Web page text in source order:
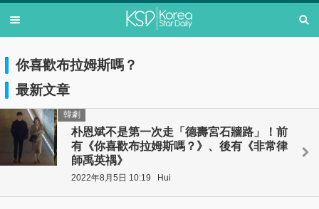
你喜歡布拉姆斯嗎？
最新文章
朴恩斌不是第一次走「德壽宮石牆路」！前
有《你喜歡布拉姆斯嗎？》、後有《非常律
師禹英禑》
韓劇
2022年8月5日 10:19 Hui